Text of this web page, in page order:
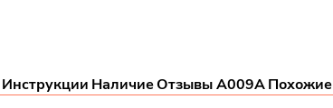
Инструкции НаличиеОтзывы A009AПохожие